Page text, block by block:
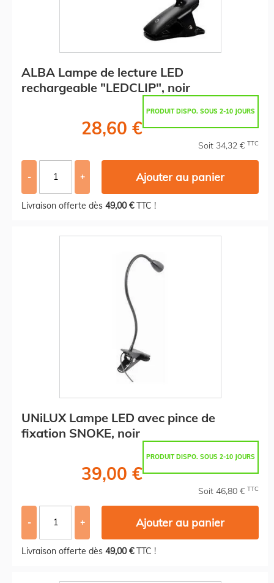
ALBA Lampe de lecture LED
rechargeable "LEDCLIP", noir
PRODUIT DISPO. SOUS 2-10 JOURS
28,60 €
Soit 34,32 € TTC
- + Ajouter au panier
Livraison offerte dès 49,00 €TTC !
UNiLUX Lampe LED avec pince de
fixation SNOKE, noir
PRODUIT DISPO. SOUS 2-10 JOURS
39,00 €
Soit 46,80 € TTC
- + Ajouter au panier
Livraison offerte dès 49,00 €TTC !